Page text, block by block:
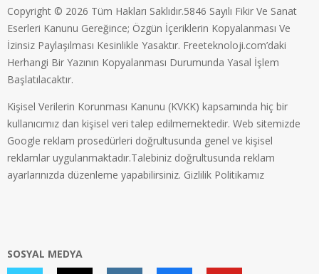
Copyright © 2026 Tüm Hakları Saklıdır.5846 Sayılı Fikir Ve Sanat
Eserleri Kanunu Gereğince; Özgün İçeriklerin Kopyalanması Ve
İzinsiz Paylaşılması Kesinlikle Yasaktır. Freeteknoloji.com’daki
Herhangi Bir Yazının Kopyalanması Durumunda Yasal İşlem
Başlatılacaktır.
Kişisel Verilerin Korunması Kanunu (KVKK) kapsamında hiç bir
kullanıcımız dan kişisel veri talep edilmemektedir. Web sitemizde
Google reklam prosedürleri doğrultusunda genel ve kişisel
reklamlar uygulanmaktadır.Talebiniz doğrultusunda reklam
ayarlarınızda düzenleme yapabilirsiniz. Gizlilik Politikamız
SOSYAL MEDYA